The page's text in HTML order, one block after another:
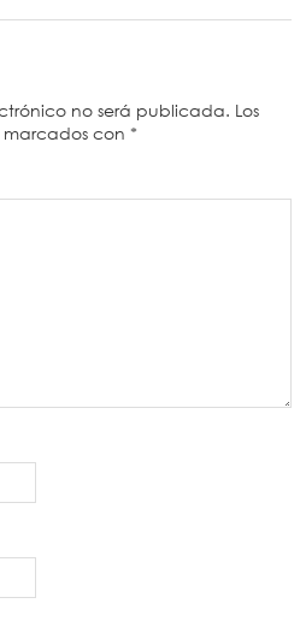
no será publicada. Los
con *